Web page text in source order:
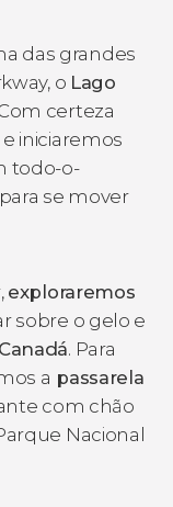
das grandes
o Lago
certeza
iniciaremos
todo-o-
se mover
exploraremos
sobre o gelo e
. Para
a passarela
com chão
Nacional